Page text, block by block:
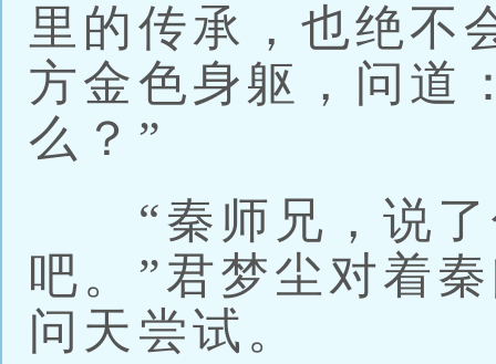
里的传承，也绝不
方金色身躯，问道
么？”
“秦师兄，说了
吧。”君梦尘对着
问天尝试。